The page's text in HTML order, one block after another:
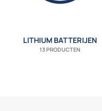
LITHIUM BATTERIJEN
13 PRODUCTEN